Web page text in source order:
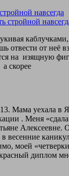
навсегда
отвести от неё
на изящную
скорее
Мама уехала в
. Меня
Алексеевне.
в весенние
моей
диплом